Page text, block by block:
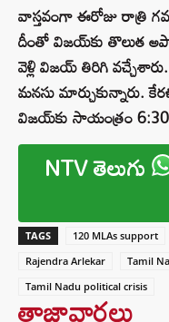
వాస్తవంగా ఈరోజు రాత్రి
దీంతో విజయ్‌కు తొలుత
వెళ్లి విజయ్ తిరిగి
మనసు మార్చుకున్నారు.
విజయ్‌కు సాయంత్రం
NTV తెలుగు
TAGS 120 MLAs support
Rajendra Arlekar
Tamil
Tamil Nadu political crisis